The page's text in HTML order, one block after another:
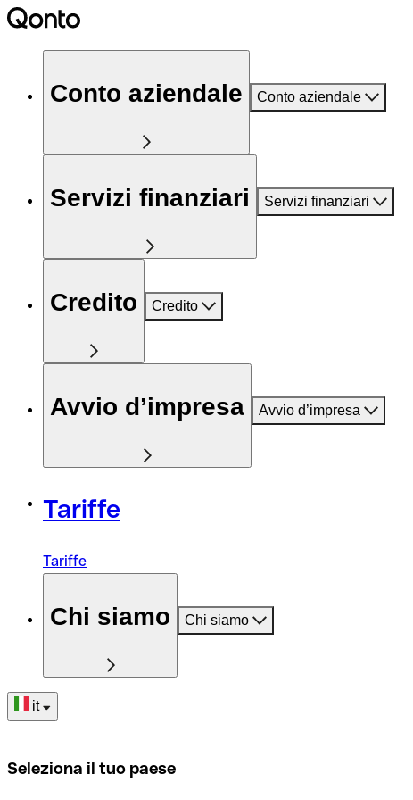
Conto aziendale Conto aziendale
Servizi finanziari Servizi finanziari
Credito Credito
Avvio d’impresa Avvio d’impresa
Tariffe
Tariffe
Chi siamo Chi siamo
it
Seleziona il tuo paese